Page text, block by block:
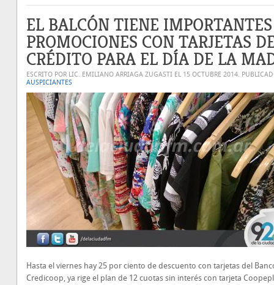
EL BALCÓN TIENE IMPORTANTES
PROMOCIONES CON TARJETAS
CRÉDITO PARA EL DÍA DE LA
ESCRITO POR LIC. EMILIANO ARRIAGA ZUGASTI EL 15 OCTUBRE 2014.
AUSPICIANTES
Hasta el viernes hay 25 por ciento de descuento con tarjetas del
Credicoop, ya rige el plan de 12 cuotas sin interés con tarjeta